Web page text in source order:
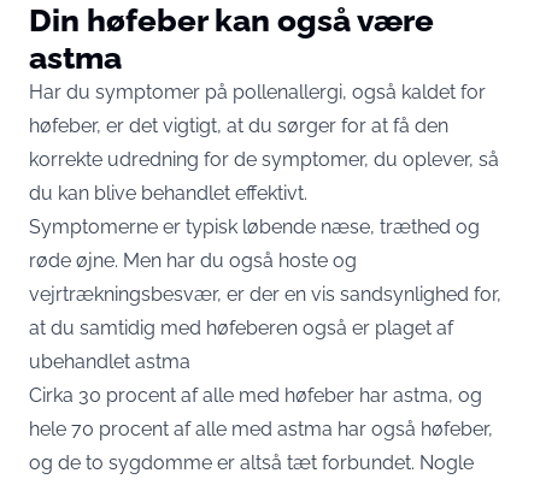
Din høfeber kan også være
astma
Har du symptomer på pollenallergi, også kaldet for
høfeber, er det vigtigt, at du sørger for at få den
korrekte udredning for de symptomer, du oplever, så
du kan blive behandlet effektivt.
Symptomerne er typisk løbende næse, træthed og
røde øjne. Men har du også hoste og
vejrtrækningsbesvær, er der en vis sandsynlighed for,
at du samtidig med høfeberen også er plaget af
ubehandlet astma
Cirka 30 procent af alle med høfeber har astma, og
hele 70 procent af alle med astma har også høfeber,
og de to sygdomme er altså tæt forbundet. Nogle